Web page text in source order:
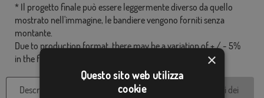
* Il progetto finale può essere leggermente diverso da quello
mostrato nell'immagine, le bandiere vengono forniti senza
montante.
Due to production format, there may be a variation of + / - 5%
in the final dimensions and color tones.
Descrizione del
Caratteristiche
Recensioni dei
×
Questo sito web utilizza
cookie